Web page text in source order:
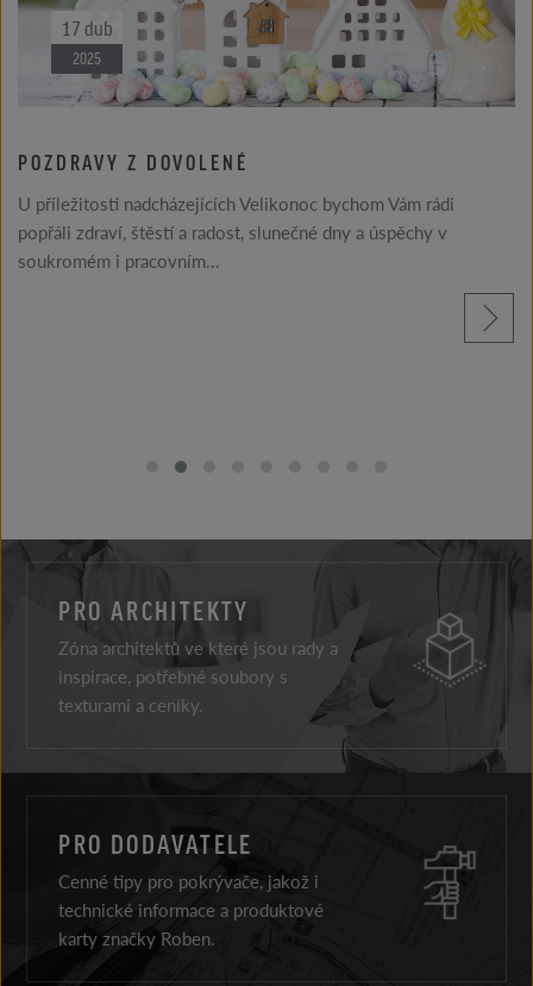
17 dub
2025
POZDRAVY Z DOVOLENÉ
U příležitosti nadcházejících Velikonoc bychom Vám rádi
popřáli zdraví, štěstí a radost, slunečné dny a úspěchy v
soukromém i pracovním...
přečtěte si více
PRO ARCHITEKTY
Zóna architektů ve které jsou rady a
inspirace, potřebné soubory s
texturami a ceníky.
PRO DODAVATELE
Cenné tipy pro pokrývače, jakož i
technické informace a produktové
karty značky Roben.